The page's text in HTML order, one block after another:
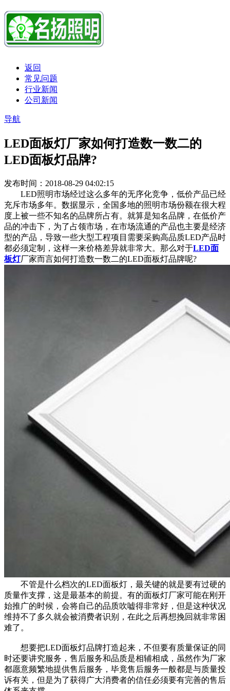
返回
常见问题
行业新闻
公司新闻
导航
LED面板灯厂家如何打造数一数二的
LED面板灯品牌?
发布时间：2018-08-29 04:02:15
LED照明市场经过这么多年的无序化竞争，低价产品已经
充斥市场多年。数据显示，全国多地的照明市场份额在很大程
度上被一些不知名的品牌所占有。就算是知名品牌，在低价产
品的冲击下，为了占领市场，在市场流通的产品也主要是经济
型的产品，导致一些大型工程项目需要采购高品质LED产品时
都必须定制，这样一来价格差异就非常大。那么对于LED面
板灯厂家而言如何打造数一数二的LED面板灯品牌呢?
不管是什么档次的LED面板灯，最关键的就是要有过硬的
质量作支撑，这是最基本的前提。有的面板灯厂家可能在刚开
始推广的时候，会将自己的品质吹嘘得非常好，但是这种状况
维持不了多久就会被消费者识别，在此之后再想挽回就非常困
难了。
想要把LED面板灯品牌打造起来，不但要有质量保证的同
时还要讲究服务，售后服务和品质是相辅相成，虽然作为厂家
都愿意频繁地提供售后服务，毕竟售后服务一般都是与质量投
诉有关，但是为了获得广大消费者的信任必须要有完善的售后